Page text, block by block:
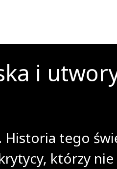
i
tego
którzy nie